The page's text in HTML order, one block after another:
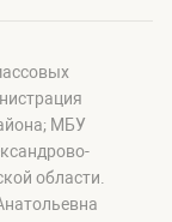
МБУ
области.